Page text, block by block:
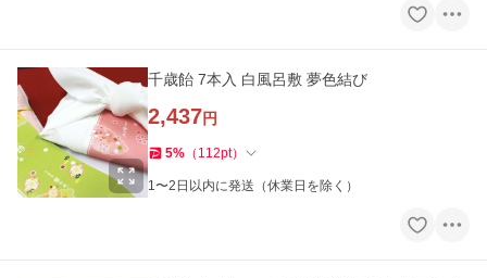
千歳飴 7本入 白風呂敷 夢色結び
2,437円
5% （ 112pt）
1〜2日以内に発送（休業日を除く）